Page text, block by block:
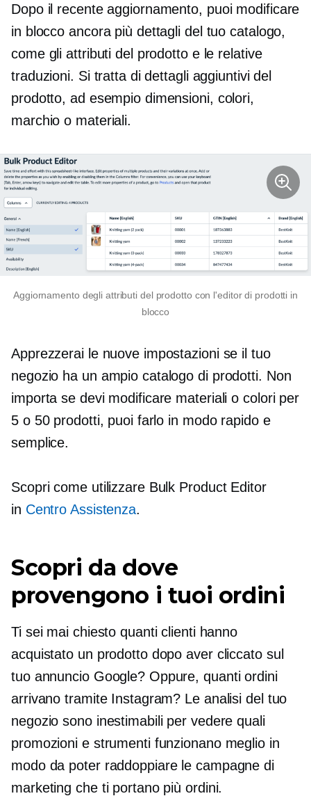
Dopo il recente aggiornamento, puoi modificare
in blocco ancora più dettagli del tuo catalogo,
come gli attributi del prodotto e le relative
traduzioni. Si tratta di dettagli aggiuntivi del
prodotto, ad esempio dimensioni, colori,
marchio o materiali.
Aggiornamento degli attributi del prodotto con l'editor di prodotti in
blocco
Apprezzerai le nuove impostazioni se il tuo
negozio ha un ampio catalogo di prodotti. Non
importa se devi modificare materiali o colori per
5 o 50 prodotti, puoi farlo in modo rapido e
semplice.
Scopri come utilizzare Bulk Product Editor
in Centro Assistenza.
Scopri da dove
provengono i tuoi ordini
Ti sei mai chiesto quanti clienti hanno
acquistato un prodotto dopo aver cliccato sul
tuo annuncio Google? Oppure, quanti ordini
arrivano tramite Instagram? Le analisi del tuo
negozio sono inestimabili per vedere quali
promozioni e strumenti funzionano meglio in
modo da poter raddoppiare le campagne di
marketing che ti portano più ordini.